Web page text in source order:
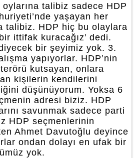
oylarına talibiz sadece HDP
yaşayan her
talibiz. HDP hiç bu olaylara
ittifak kuracağız’ dedi.
bir şeyimiz yok. 3.
yapıyorlar. HDP’nin
kutsayan, onlara
kişilerin kendilerini
düşünüyorum. Yoksa 6
adresi biziz. HDP
savunmak sadece parti
HDP seçmenlerinin
Ahmet Davutoğlu deyince
ondan dolayı en ufak bir
yok.